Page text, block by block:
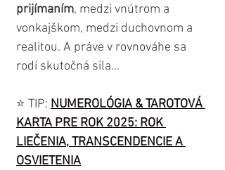
prijímaním, medzi vnútrom a
vonkajškom, medzi duchovnom a
realitou. A práve v rovnováhe sa
rodí skutočná sila...
⭐️ TIP: NUMEROLÓGIA & TAROTOVÁ
KARTA PRE ROK 2025: ROK
LIEČENIA, TRANSCENDENCIE A
OSVIETENIA